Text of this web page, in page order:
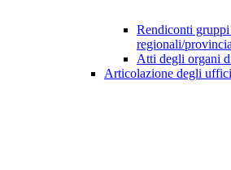
Rendiconti
regionali/
Atti degli organi
Articolazione degli uffici